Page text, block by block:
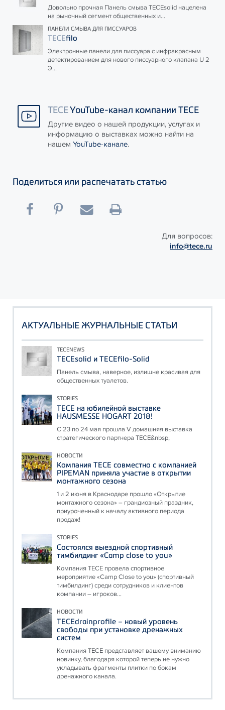
Довольно прочная Панель смыва TECEsolid нацелена
на рыночный сегмент общественных и...
ПАНЕЛИ СМЫВА ДЛЯ ПИССУАРОВ
TECEfilo
Электронные панели для писсуара с инфракрасным
детектированием для нового писсуарного клапана U 2
Э...
TECEYouTube-канал компании TECE
Другие видео о нашей продукции, услугах и
информацию о выставках можно найти на
нашем YouTube-канале.
Поделиться или распечатать статью
Для вопросов:
info@tece.ru
АКТУАЛЬНЫЕ ЖУРНАЛЬНЫЕ СТАТЬИ
TECENEWS
TECEsolid и TECEfilo-Solid
Панель смыва, наверное, излишне красивая для
общественных туалетов.
STORIES
ТЕСЕ на юбилейной выставке
HAUSMESSE HOGART 2018!
С 23 по 24 мая прошла V домашняя выставка
стратегического партнера ТЕСЕ&nbsp;
НОВОСТИ
Компания ТЕСЕ совместно с компанией
PIPEMAN приняла участие в открытии
монтажного сезона
1 и 2 июня в Краснодаре прошло «Открытие
монтажного сезона» – грандиозный праздник,
приуроченный к началу активного периода
продаж!
STORIES
Состоялся выездной спортивный
тимбилдинг «Camp close to you»
Компания ТЕСЕ провела спортивное
мероприятие «Camp Close to you» (спортивный
тимбилдинг) среди сотрудников и клиентов
компании – игроков...
НОВОСТИ
TECEdrainprofile – новый уровень
свободы при установке дренажных
систем
Компания ТЕСЕ представляет вашему вниманию
новинку, благодаря которой теперь не нужно
укладывать фрагменты плитки по бокам
дренажного канала.